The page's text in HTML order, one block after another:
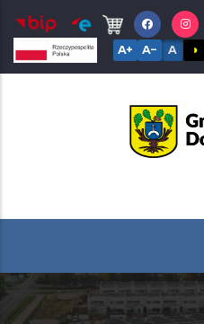
Przejdź
do
treści
A+ A− A ◑